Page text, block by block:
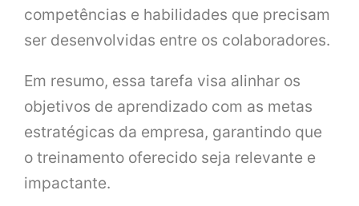
competências e habilidades que precisam
ser desenvolvidas entre os colaboradores.
Em resumo, essa tarefa visa alinhar os
objetivos de aprendizado com as metas
estratégicas da empresa, garantindo que
o treinamento oferecido seja relevante e
impactante.